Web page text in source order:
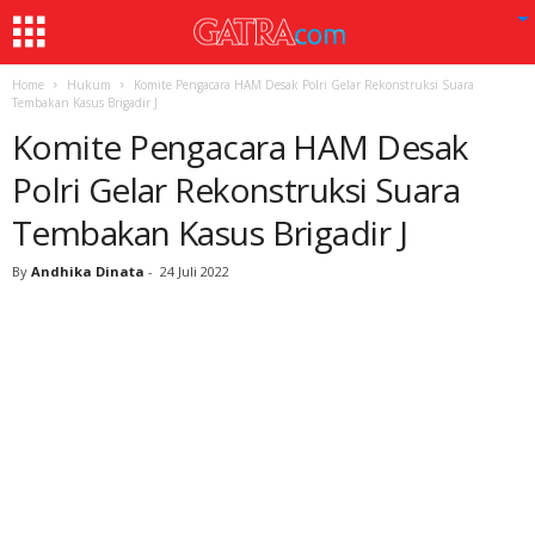
Home Hukum
Komite Pengacara HAM Desak Polri Gelar Rekonstruksi Suara
Tembakan Kasus Brigadir J
Komite Pengacara HAM Desak
Polri Gelar Rekonstruksi Suara
Tembakan Kasus Brigadir J
By Andhika Dinata - 24 Juli 2022